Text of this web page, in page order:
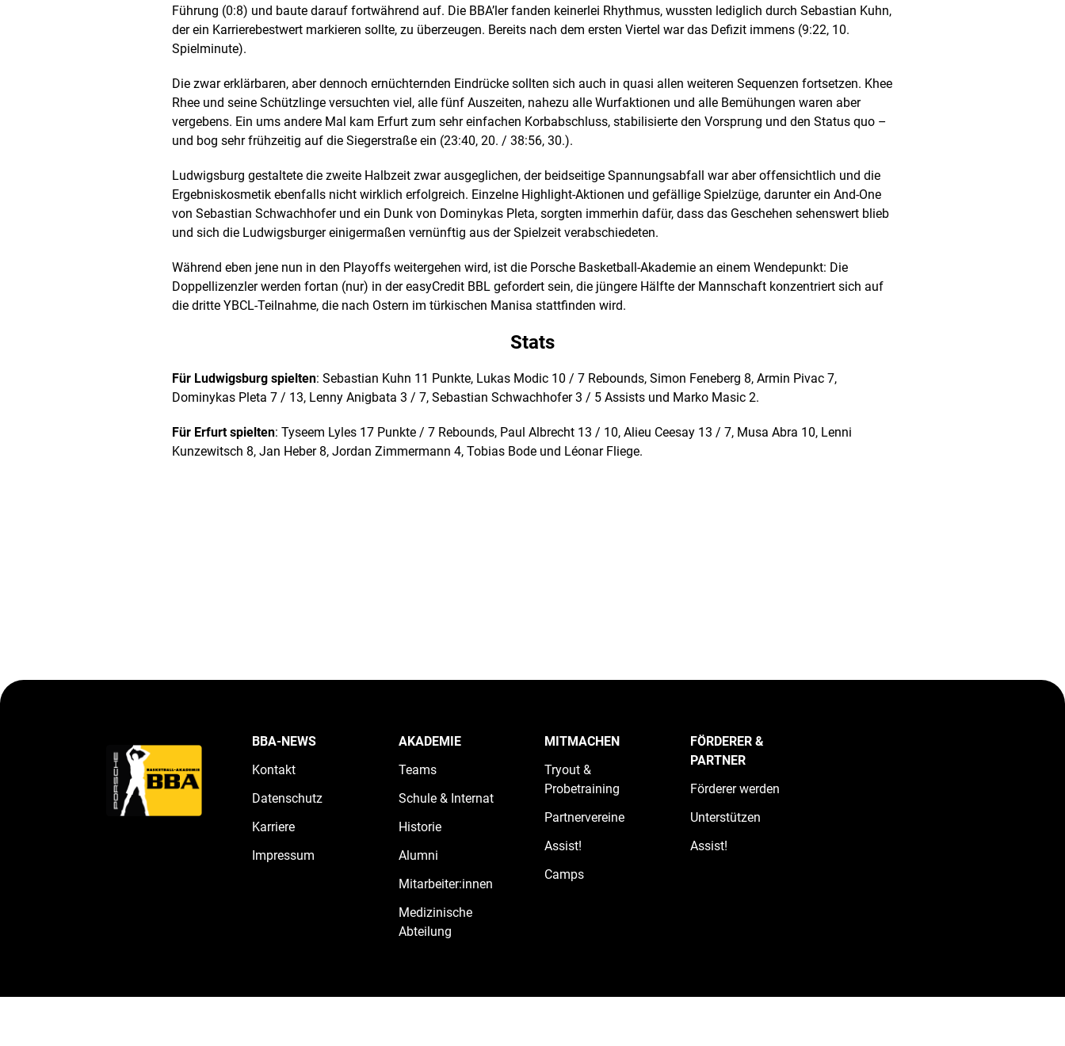
Führung (0:8) und baute darauf fortwährend auf. Die BBA’ler fanden keinerlei Rhythmus, wussten lediglich durch Sebastian Kuhn,
der ein Karrierebestwert markieren sollte, zu überzeugen. Bereits nach dem ersten Viertel war das Defizit immens (9:22, 10.
Spielminute).
Die zwar erklärbaren, aber dennoch ernüchternden Eindrücke sollten sich auch in quasi allen weiteren Sequenzen fortsetzen. Khee
Rhee und seine Schützlinge versuchten viel, alle fünf Auszeiten, nahezu alle Wurfaktionen und alle Bemühungen waren aber
vergebens. Ein ums andere Mal kam Erfurt zum sehr einfachen Korbabschluss, stabilisierte den Vorsprung und den Status quo –
und bog sehr frühzeitig auf die Siegerstraße ein (23:40, 20. / 38:56, 30.).
Ludwigsburg gestaltete die zweite Halbzeit zwar ausgeglichen, der beidseitige Spannungsabfall war aber offensichtlich und die
Ergebniskosmetik ebenfalls nicht wirklich erfolgreich. Einzelne Highlight-Aktionen und gefällige Spielzüge, darunter ein And-One
von Sebastian Schwachhofer und ein Dunk von Dominykas Pleta, sorgten immerhin dafür, dass das Geschehen sehenswert blieb
und sich die Ludwigsburger einigermaßen vernünftig aus der Spielzeit verabschiedeten.
Während eben jene nun in den Playoffs weitergehen wird, ist die Porsche Basketball-Akademie an einem Wendepunkt: Die
Doppellizenzler werden fortan (nur) in der easyCredit BBL gefordert sein, die jüngere Hälfte der Mannschaft konzentriert sich auf
die dritte YBCL-Teilnahme, die nach Ostern im türkischen Manisa stattfinden wird.
Stats
Für Ludwigsburg spielten: Sebastian Kuhn 11 Punkte, Lukas Modic 10 / 7 Rebounds, Simon Feneberg 8, Armin Pivac 7,
Dominykas Pleta 7 / 13, Lenny Anigbata 3 / 7, Sebastian Schwachhofer 3 / 5 Assists und Marko Masic 2.
Für Erfurt spielten: Tyseem Lyles 17 Punkte / 7 Rebounds, Paul Albrecht 13 / 10, Alieu Ceesay 13 / 7, Musa Abra 10, Lenni
Kunzewitsch 8, Jan Heber 8, Jordan Zimmermann 4, Tobias Bode und Léonar Fliege.
BBA-NEWS
Kontakt
Datenschutz
Karriere
Impressum
AKADEMIE
Teams
Schule & Internat
Historie
Alumni
Mitarbeiter:innen
Medizinische
Abteilung
MITMACHEN
Tryout &
Probetraining
Partnervereine
Assist!
Camps
FÖRDERER &
PARTNER
Förderer werden
Unterstützen
Assist!